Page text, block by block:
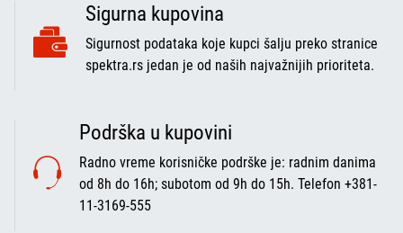
Sigurna kupovina
Sigurnost podataka koje kupci šalju preko stranice
spektra.rs jedan je od naših najvažnijih prioriteta.
Podrška u kupovini
Radno vreme korisničke podrške je: radnim danima
od 8h do 16h; subotom od 9h do 15h. Telefon +381-
11-3169-555